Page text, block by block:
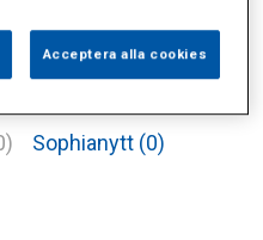
Sophianytt (0)
Acceptera alla cookies